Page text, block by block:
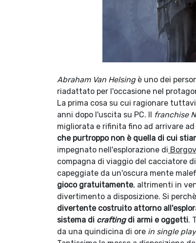
Abraham Van Helsing è uno dei
riadattato per l'occasione nel
La prima cosa su cui ragionare
anni dopo l'uscita su PC. Il franchise
migliorata e rifinita fino ad arrivare ad
che purtroppo non è quella di cui
impegnato nell'esplorazione di
compagna di viaggio del cacciatore
capeggiate da un'oscura mente
gioco gratuitamente, altrimenti in
divertimento a disposizione. Si perchè
divertente costruito attorno
sistema di craftingdi armi e oggetti.
da una quindicina di ore in single